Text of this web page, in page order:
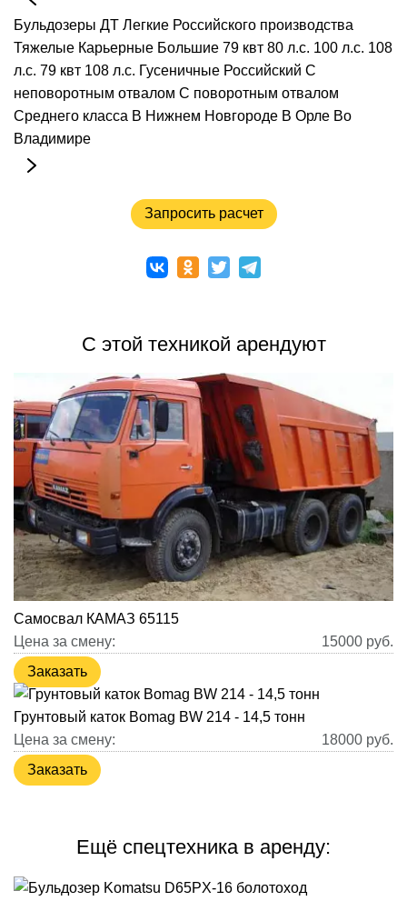
Бульдозеры ДТ Легкие Российского производства
Тяжелые Карьерные Большие 79 квт 80 л.с. 100 л.с. 108
л.с. 79 квт 108 л.с. Гусеничные Российский С
неповоротным отвалом С поворотным отвалом
Среднего класса В Нижнем Новгороде В Орле Во
Владимире
Запросить расчет
С этой техникой арендуют
Самосвал КАМАЗ 65115
Цена за смену:
15000 руб.
Заказать
Грунтовый каток Bomag BW 214 - 14,5 тонн
Цена за смену:
18000 руб.
Заказать
Ещё спецтехника в аренду: